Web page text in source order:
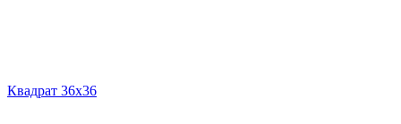
Квадрат 36х36